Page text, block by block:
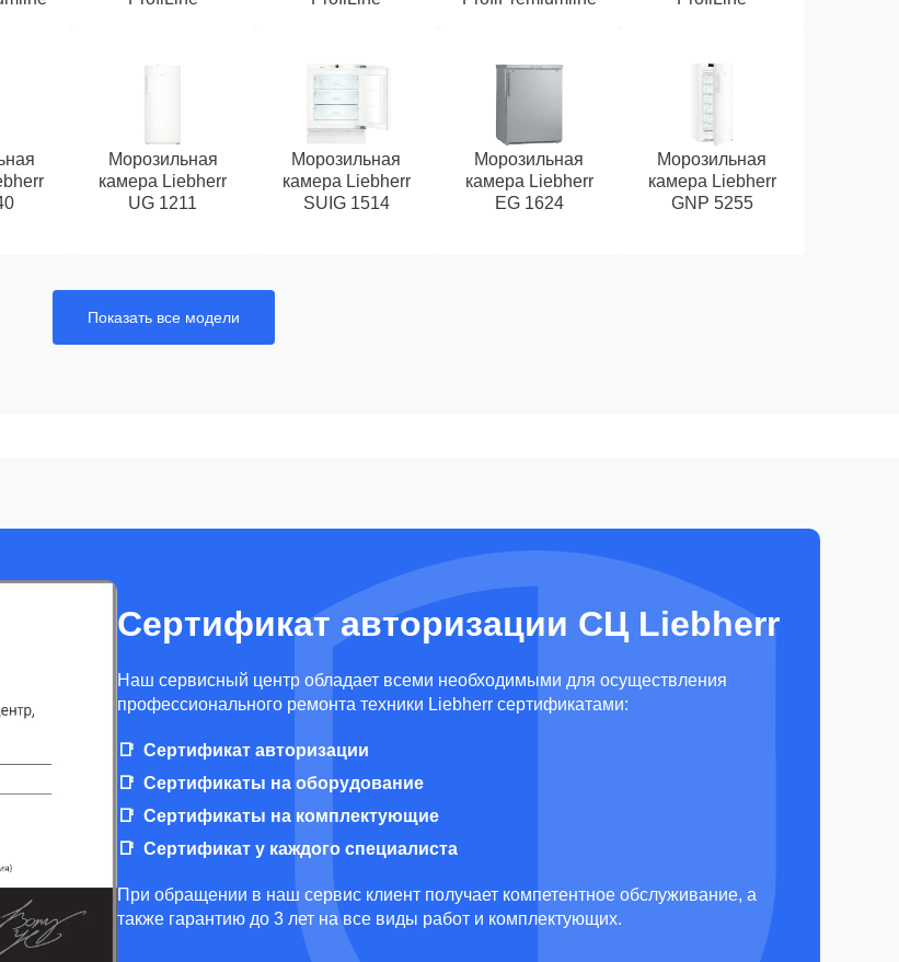
Морозильная
камера Liebherr
UG 1211
Морозильная
камера Liebherr
SUIG 1514
Морозильная
камера Liebherr
EG 1624
Морозильная
камера Liebherr
GNP 5255
Показать все модели
Сертификат авторизации СЦ Liebherr
Наш сервисный центр обладает всеми необходимыми для осуществления
профессионального ремонта техники Liebherr сертификатами:
Сертификат авторизации
Сертификаты на оборудование
Сертификаты на комплектующие
Сертификат у каждого специалиста
При обращении в наш сервис клиент получает компетентное обслуживание, а
также гарантию до 3 лет на все виды работ и комплектующих.